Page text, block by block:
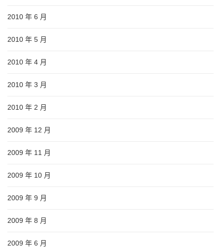
2010 年 6 月
2010 年 5 月
2010 年 4 月
2010 年 3 月
2010 年 2 月
2009 年 12 月
2009 年 11 月
2009 年 10 月
2009 年 9 月
2009 年 8 月
2009 年 6 月